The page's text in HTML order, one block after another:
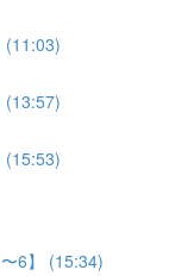
(11:03)
(13:57)
(15:53)
6】 (15:34)